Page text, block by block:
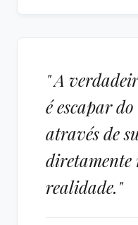
" A
é escapar
através de
diretamente
realidade."